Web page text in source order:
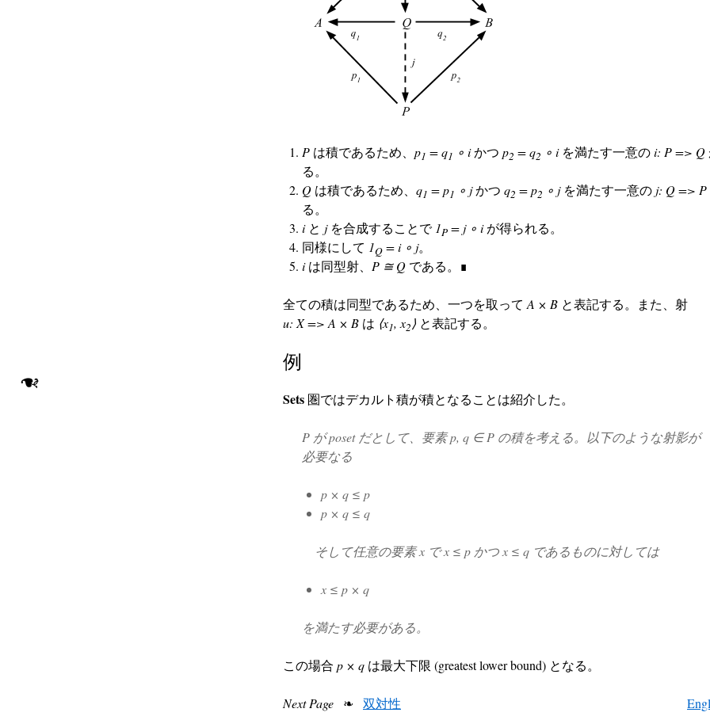
❧
P は積であるため、 p1 = q1 ∘ iかつ p2 = q2 ∘ iを満たす一意のi: P => Q
る。
Q は積であるため、 q1 = p1 ∘ jかつ q2 = p2 ∘ jを満たす一意の j: Q => P
る。
iと jを合成することで 1P = j ∘ iが得られる。
同様にして 1Q = i ∘ j。
iは同型射、 P ≅ Q である。∎
全ての積は同型であるため、一つを取って A × B と表記する。また、射
u: X => A × B は ⟨x1, x2⟩ と表記する。
例
Sets 圏ではデカルト積が積となることは紹介した。
P が poset だとして、要素 p, q ∈ P の積を考える。以下のような射影が
必要なる
p × q ≤ p
p × q ≤ q
そして任意の要素 x で x ≤ p かつ x ≤ q であるものに対しては
x ≤ p × q
を満たす必要がある。
この場合 p × q は最大下限 (greatest lower bound) となる。
Next Page ❧ 双対性